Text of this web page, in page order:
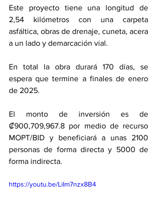
Este proyecto tiene una longitud de
2,54 kilómetros con una carpeta
asfáltica, obras de drenaje, cuneta, acera
a un lado y demarcación vial.
En total la obra durará 170 días, se
espera que termine a finales de enero
de 2025.
El monto de inversión es de
₡900,709,967.8 por medio de recurso
MOPT/BID y beneficiará a unas 2100
personas de forma directa y 5000 de
forma indirecta.
https://youtu.be/LiIm7nzx8B4